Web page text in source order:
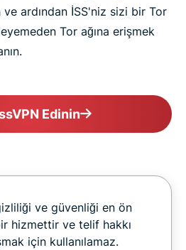
ve ardından İSS'niz sizi bir Tor
Tor ağına erişmek
Edinin
ve güvenliği en ön
hizmettir ve telif hakkı
için kullanılamaz.